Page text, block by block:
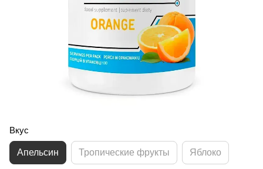
Вкус
Апельсин Тропические фрукты Яблоко